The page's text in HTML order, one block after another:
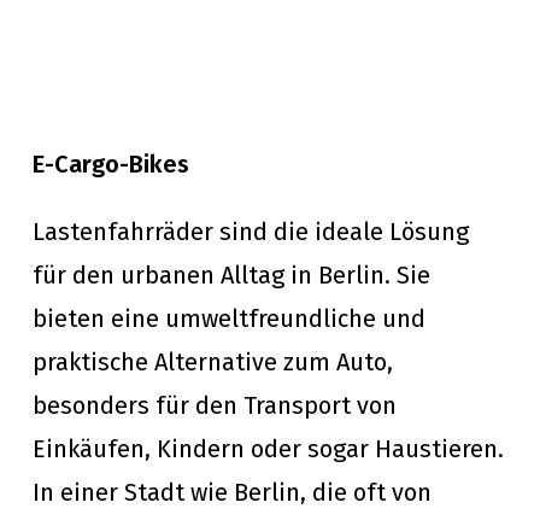
E-Cargo-Bikes
Lastenfahrräder sind die ideale Lösung
für den urbanen Alltag in Berlin. Sie
bieten eine umweltfreundliche und
praktische Alternative zum Auto,
besonders für den Transport von
Einkäufen, Kindern oder sogar Haustieren.
In einer Stadt wie Berlin, die oft von